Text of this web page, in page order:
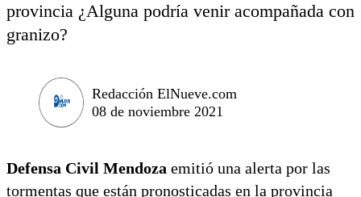
provincia ¿Alguna podría venir acompañada con
granizo?
Redacción ElNueve.com
08 de noviembre 2021
Defensa Civil Mendoza emitió una alerta por las
tormentas que están pronosticadas en la provincia